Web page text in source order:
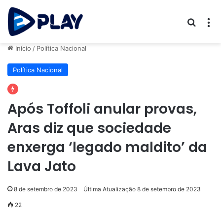
Início / Política Nacional
Política Nacional
Após Toffoli anular provas,
Aras diz que sociedade
enxerga ‘legado maldito’ da
Lava Jato
8 de setembro de 2023 Última Atualização 8 de setembro de 2023
22